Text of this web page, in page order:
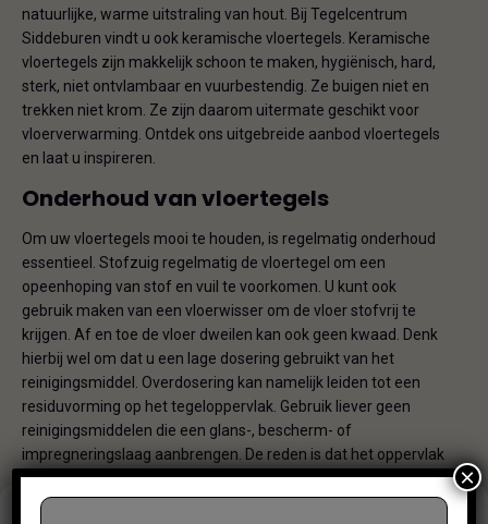
natuurlijke, warme uitstraling van hout. Bij Tegelcentrum
Siddeburen vindt u ook keramische vloertegels. Keramische
vloertegels zijn makkelijk schoon te maken, hygiënisch, hard,
sterk, niet ontvlambaar en vuurbestendig. Ze buigen niet en
trekken niet krom. Ze zijn daarom uitermate geschikt voor
vloerverwarming. Ontdek ons uitgebreide aanbod vloertegels
en laat u inspireren.
Onderhoud van vloertegels
Om uw vloertegels mooi te houden, is regelmatig onderhoud
essentieel. Stofzuig regelmatig de vloertegel om een
opeenhoping van stof en vuil te voorkomen. U kunt ook
gebruik maken van een vloerwisser om de vloer stofvrij te
krijgen. Af en toe de vloer dweilen kan ook geen kwaad. Denk
hierbij wel om dat u een lage dosering gebruikt van het
reinigingsmiddel. Overdosering kan namelijk leiden tot een
residuvorming op het tegeloppervlak. Gebruik liever geen
reinigingsmiddelen die een glans-, bescherm- of
impregneringslaag aanbrengen. De reden is dat het oppervlak
van tegels geen vocht opneemt. De laag blijft dan op het
oppervlak achter en vormt daarmee een nieuwe bron van
×